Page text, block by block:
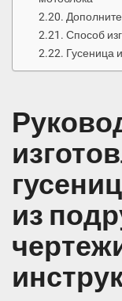
Способ
Гусеница
из